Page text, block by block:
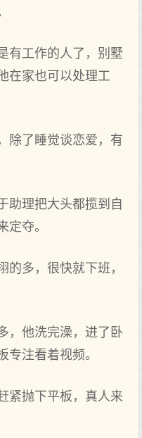
有工作的‌人了，别墅
在家也可以处理‌工
除了睡觉谈恋爱，有
助理‌把大头都揽到自
定夺。
的‌多，很快就下‌班，
，他‌洗完澡，进‌了卧
专注看着视频。
紧抛下‌平板，真人来